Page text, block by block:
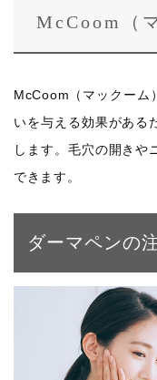
McCoom（
McCoom（マックーム
いを与える効果がある
します。毛穴の開きや
できます。
ダーマペンの